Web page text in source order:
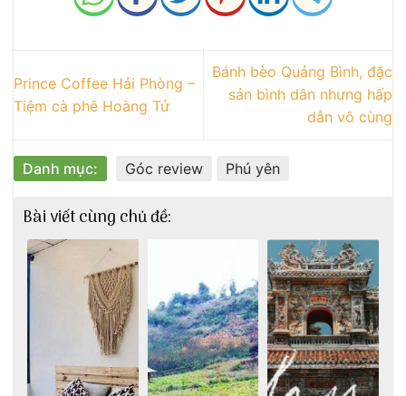
Prince Coffee Hải Phòng –
Tiệm cà phê Hoàng Tử
Bánh bèo Quảng Bình, đặc
sản bình dân nhưng hấp
dẫn vô cùng
Danh mục: Góc review Phú yên
Bài viết cùng chủ đề: